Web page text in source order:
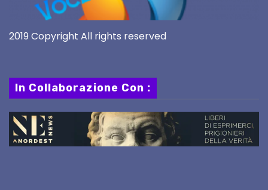
2019 Copyright All rights reserved
In Collaborazione Con :